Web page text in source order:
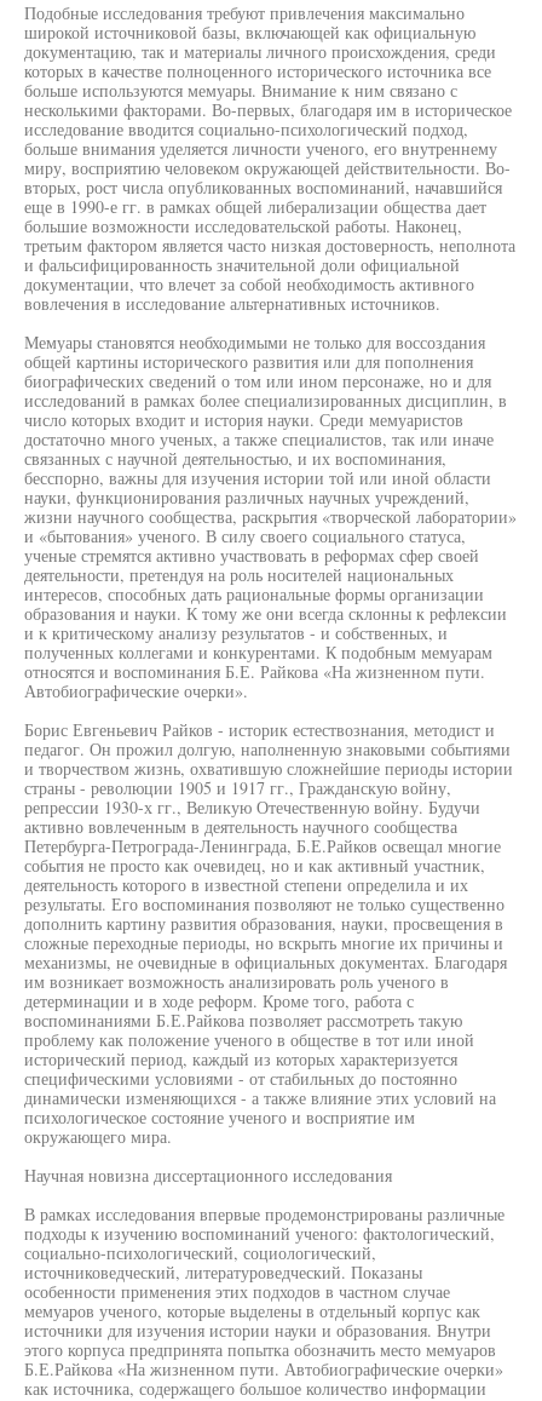
Подобные исследования требуют привлечения максимально
широкой источниковой базы, включающей как официальную
документацию, так и материалы личного происхождения, среди
которых в качестве полноценного исторического источника все
больше используются мемуары. Внимание к ним связано с
несколькими факторами. Во-первых, благодаря им в историческое
исследование вводится социально-психологический подход,
больше внимания уделяется личности ученого, его внутреннему
миру, восприятию человеком окружающей действительности. Во-
вторых, рост числа опубликованных воспоминаний, начавшийся
еще в 1990-е гг. в рамках общей либерализации общества дает
большие возможности исследовательской работы. Наконец,
третьим фактором является часто низкая достоверность, неполнота
и фальсифицированность значительной доли официальной
документации, что влечет за собой необходимость активного
вовлечения в исследование альтернативных источников.
Мемуары становятся необходимыми не только для воссоздания
общей картины исторического развития или для пополнения
биографических сведений о том или ином персонаже, но и для
исследований в рамках более специализированных дисциплин, в
число которых входит и история науки. Среди мемуаристов
достаточно много ученых, а также специалистов, так или иначе
связанных с научной деятельностью, и их воспоминания,
бесспорно, важны для изучения истории той или иной области
науки, функционирования различных научных учреждений,
жизни научного сообщества, раскрытия «творческой лаборатории»
и «бытования» ученого. В силу своего социального статуса,
ученые стремятся активно участвовать в реформах сфер своей
деятельности, претендуя на роль носителей национальных
интересов, способных дать рациональные формы организации
образования и науки. К тому же они всегда склонны к рефлексии
и к критическому анализу результатов - и собственных, и
полученных коллегами и конкурентами. К подобным мемуарам
относятся и воспоминания Б.Е. Райкова «На жизненном пути.
Автобиографические очерки».
Борис Евгеньевич Райков - историк естествознания, методист и
педагог. Он прожил долгую, наполненную знаковыми событиями
и творчеством жизнь, охватившую сложнейшие периоды истории
страны - революции 1905 и 1917 гг., Гражданскую войну,
репрессии 1930-х гг., Великую Отечественную войну. Будучи
активно вовлеченным в деятельность научного сообщества
Петербурга-Петрограда-Ленинграда, Б.Е.Райков освещал многие
события не просто как очевидец, но и как активный участник,
деятельность которого в известной степени определила и их
результаты. Его воспоминания позволяют не только существенно
дополнить картину развития образования, науки, просвещения в
сложные переходные периоды, но вскрыть многие их причины и
механизмы, не очевидные в официальных документах. Благодаря
им возникает возможность анализировать роль ученого в
детерминации и в ходе реформ. Кроме того, работа с
воспоминаниями Б.Е.Райкова позволяет рассмотреть такую
проблему как положение ученого в обществе в тот или иной
исторический период, каждый из которых характеризуется
специфическими условиями - от стабильных до постоянно
динамически изменяющихся - а также влияние этих условий на
психологическое состояние ученого и восприятие им
окружающего мира.
Научная новизна диссертационного исследования
В рамках исследования впервые продемонстрированы различные
подходы к изучению воспоминаний ученого: фактологический,
социально-психологический, социологический,
источниковедческий, литературоведческий. Показаны
особенности применения этих подходов в частном случае
мемуаров ученого, которые выделены в отдельный корпус как
источники для изучения истории науки и образования. Внутри
этого корпуса предпринята попытка обозначить место мемуаров
Б.Е.Райкова «На жизненном пути. Автобиографические очерки»
как источника, содержащего большое количество информации